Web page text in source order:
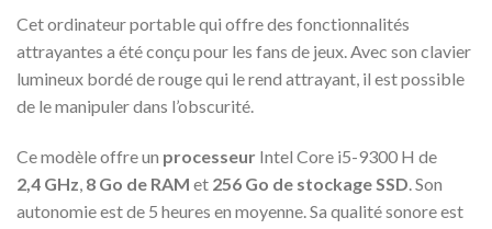
Cet ordinateur portable qui offre des fonctionnalités
attrayantes a été conçu pour les fans de jeux. Avec son clavier
lumineux bordé de rouge qui le rend attrayant, il est possible
de le manipuler dans l’obscurité.
Ce modèle offre un processeur Intel Core i5-9300 H de
2,4 GHz 8 Go de RAM et 256 Go de stockage SSD . Son
autonomie est de 5 heures en moyenne. Sa qualité sonore est